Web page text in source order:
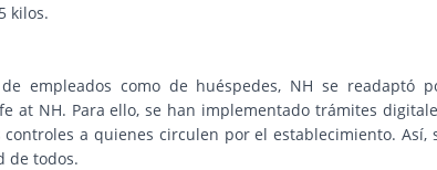
kilos.
empleados como de huéspedes, NH se readaptó
at NH. Para ello, se han implementado trámites
a quienes circulen por el establecimiento. Así,
de todos.